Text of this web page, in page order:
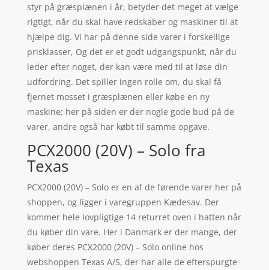
styr på græsplænen i år, betyder det meget at vælge
rigtigt, når du skal have redskaber og maskiner til at
hjælpe dig. Vi har på denne side varer i forskellige
prisklasser, Og det er et godt udgangspunkt, når du
leder efter noget, der kan være med til at løse din
udfordring. Det spiller ingen rolle om, du skal få
fjernet mosset i græsplænen eller købe en ny
maskine; her på siden er der nogle gode bud på de
varer, andre også har købt til samme opgave.
PCX2000 (20V) – Solo fra
Texas
PCX2000 (20V) – Solo er en af de førende varer her på
shoppen, og ligger i varegruppen Kædesav. Der
kommer hele lovpligtige 14 returret oven i hatten når
du køber din vare. Her i Danmark er der mange, der
køber deres PCX2000 (20V) – Solo online hos
webshoppen Texas A/S, der har alle de efterspurgte